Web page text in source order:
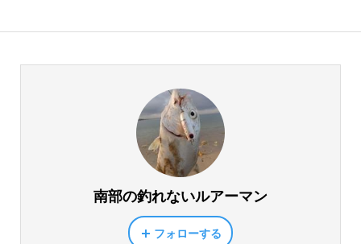
南部の釣れないルアーマン
フォローする